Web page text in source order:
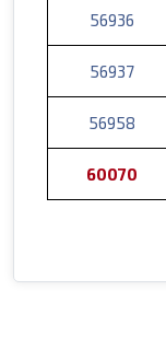
56936
56937
56958
60070